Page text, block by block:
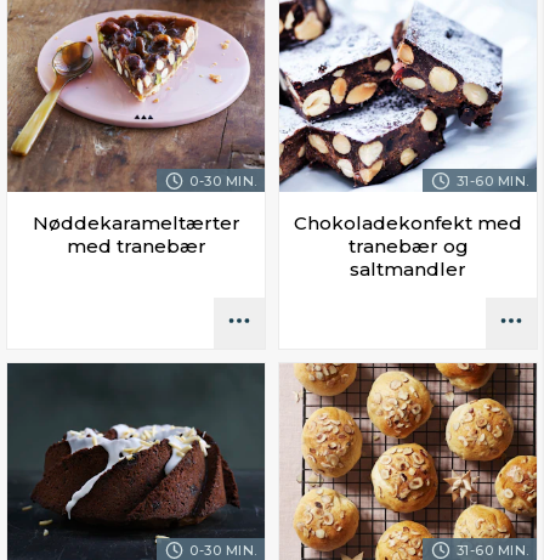
0-30 MIN.
Nøddekarameltærter
med tranebær
31-60 MIN.
Chokoladekonfekt med
tranebær og
saltmandler
0-30 MIN. 31-60 MIN.